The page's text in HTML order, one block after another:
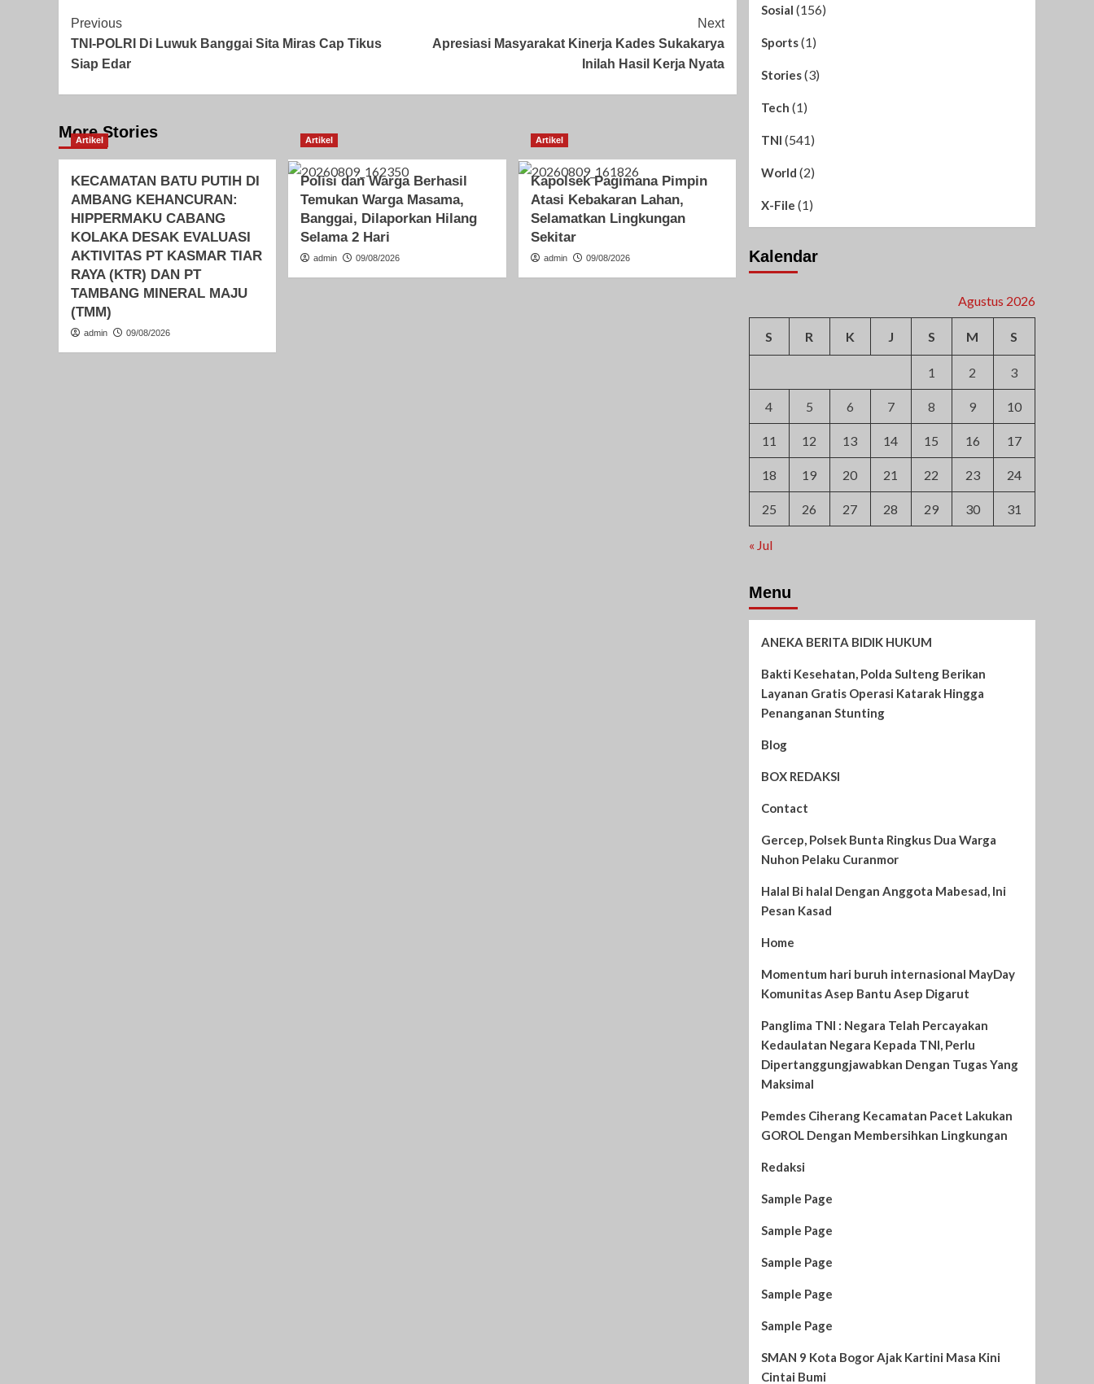
Post
Navigation
Previous
TNI-POLRI Di Luwuk Banggai Sita Miras Cap Tikus
Siap Edar
Next
Apresiasi Masyarakat Kinerja Kades Sukakarya
Inilah Hasil Kerja Nyata
More Stories
Artikel
KECAMATAN BATU PUTIH DI
AMBANG KEHANCURAN:
HIPPERMAKU CABANG
KOLAKA DESAK EVALUASI
AKTIVITAS PT KASMAR TIAR
RAYA (KTR) DAN PT
TAMBANG MINERAL MAJU
(TMM)
admin 09/08/2026
Artikel
Polisi dan Warga Berhasil
Temukan Warga Masama,
Banggai, Dilaporkan Hilang
Selama 2 Hari
admin 09/08/2026
Artikel
Kapolsek Pagimana Pimpin
Atasi Kebakaran Lahan,
Selamatkan Lingkungan
Sekitar
admin 09/08/2026
Sosial (156)
Sports(1)
Stories(3)
Tech (1)
TNI (541)
World (2)
X-File (1)
Kalendar
Agustus 2026
S R K J S M S
1 2 3
4 5 6 7 8 9 10
11 12 13 14 15 16 17
18 19 20 21 22 23 24
25 26 27 28 29 30 31
« Jul
Menu
ANEKA BERITA BIDIK HUKUM
Bakti Kesehatan, Polda Sulteng Berikan
Layanan Gratis Operasi Katarak Hingga
Penanganan Stunting
Blog
BOX REDAKSI
Contact
Gercep, Polsek Bunta Ringkus Dua Warga
Nuhon Pelaku Curanmor
Halal Bi halal Dengan Anggota Mabesad, Ini
Pesan Kasad
Home
Momentum hari buruh internasional MayDay
Komunitas Asep Bantu Asep Digarut
Panglima TNI : Negara Telah Percayakan
Kedaulatan Negara Kepada TNI, Perlu
Dipertanggungjawabkan Dengan Tugas Yang
Maksimal
Pemdes Ciherang Kecamatan Pacet Lakukan
GOROL Dengan Membersihkan Lingkungan
Redaksi
Sample Page
Sample Page
Sample Page
Sample Page
Sample Page
SMAN 9 Kota Bogor Ajak Kartini Masa Kini
Cintai Bumi